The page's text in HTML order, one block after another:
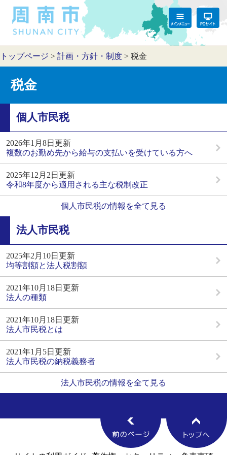
トップページ > 計画・方針・制度 > 税金
税金
個人市民税
2026年1月8日更新
複数のお勤め先から給与の支払いを受けている方へ
2025年12月2日更新
令和8年度から適用される主な税制改正
個人市民税の情報を全て見る
法人市民税
2025年2月10日更新
均等割額と法人税割額
2021年10月18日更新
法人の種類
2021年10月18日更新
法人市民税とは
2021年1月5日更新
法人市民税の納税義務者
法人市民税の情報を全て見る